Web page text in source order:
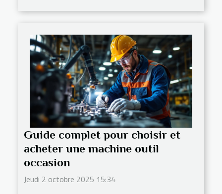
Guide complet pour choisir et
acheter une machine outil
occasion
Jeudi 2 octobre 2025 15:34